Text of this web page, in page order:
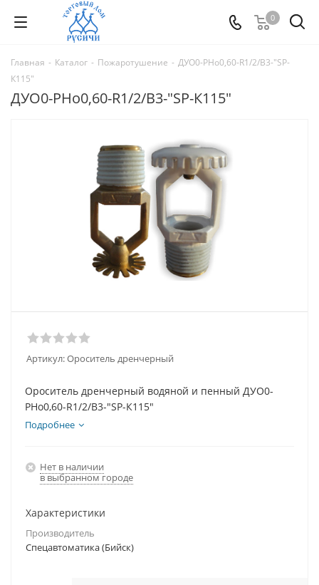
0
Главная - Каталог - Пожаротушение - ДУО0-РНо0,60-R1/2/В3-"SР-
К115"
ДУО0-РНо0,60-R1/2/В3-"SР-К115"
Артикул:Ороситель дренчерный
Ороситель дренчерный водяной и пенный ДУО0-
РНо0,60-R1/2/В3-"SР-К115"
Подробнее
Нет в наличии
в выбранном городе
Характеристики
Производитель
Спецавтоматика (Бийск)